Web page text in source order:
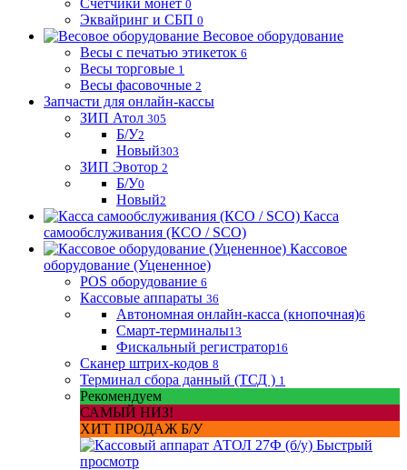
Счетчики монет 0
Эквайринг и СБП 0
Весовое оборудование
Весы с печатью этикеток 6
Весы торговые 1
Весы фасовочные 2
Запчасти для онлайн-кассы
ЗИП Атол 305
Б/У2
Новый303
ЗИП Эвотор 2
Б/У0
Новый2
Касса
самообслуживания (КСО / SCO)
Кассовое
оборудование (Уцененное)
POS оборудование 6
Кассовые аппараты 36
Автономная онлайн-касса (кнопочная)6
Смарт-терминалы13
Фискальный регистратор16
Сканер штрих-кодов 8
Терминал сбора данный (ТСД ) 1
Рекомендуем
САМЫЙ НИЗ!
ХИТ ПРОДАЖ Б/У
Быстрый
просмотр